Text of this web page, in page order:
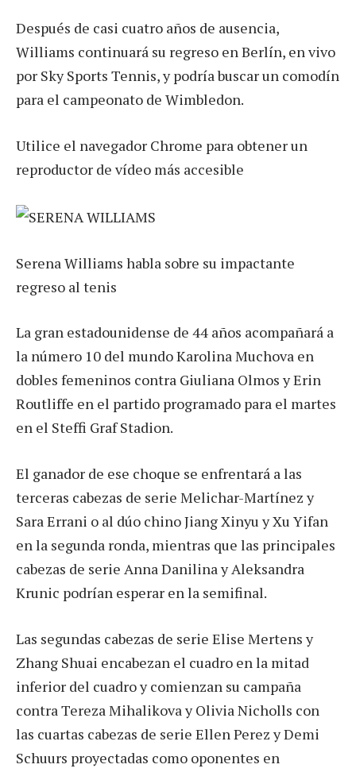
Después de casi cuatro años de ausencia,
Williams continuará su regreso en Berlín, en vivo
por Sky Sports Tennis, y podría buscar un comodín
para el campeonato de Wimbledon.
Utilice el navegador Chrome para obtener un
reproductor de vídeo más accesible
Serena Williams habla sobre su impactante
regreso al tenis
La gran estadounidense de 44 años acompañará a
la número 10 del mundo Karolina Muchova en
dobles femeninos contra Giuliana Olmos y Erin
Routliffe en el partido programado para el martes
en el Steffi Graf Stadion.
El ganador de ese choque se enfrentará a las
terceras cabezas de serie Melichar-Martínez y
Sara Errani o al dúo chino Jiang Xinyu y Xu Yifan
en la segunda ronda, mientras que las principales
cabezas de serie Anna Danilina y Aleksandra
Krunic podrían esperar en la semifinal.
Las segundas cabezas de serie Elise Mertens y
Zhang Shuai encabezan el cuadro en la mitad
inferior del cuadro y comienzan su campaña
contra Tereza Mihalikova y Olivia Nicholls con
las cuartas cabezas de serie Ellen Perez y Demi
Schuurs proyectadas como oponentes en